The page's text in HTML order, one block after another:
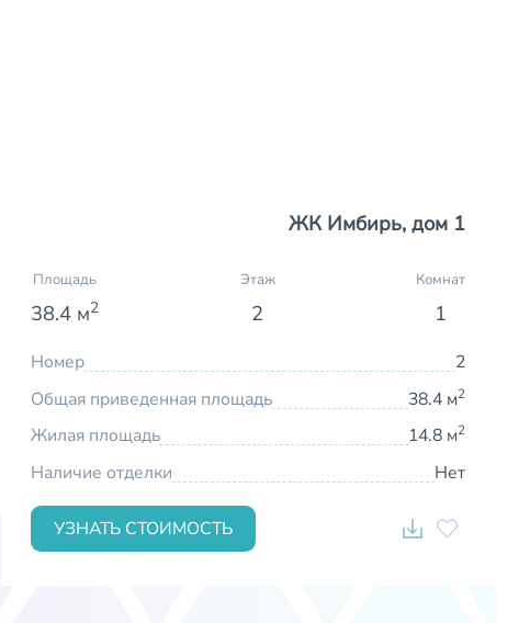
ЖК Имбирь, дом 1
Площадь
38.4 м2
Этаж
2
Комнат
1
Номер
2
Общая приведенная площадь
38.4 м2
Жилая площадь 14.8 м2
Наличие отделки Нет
УЗНАТЬ СТОИМОСТЬ